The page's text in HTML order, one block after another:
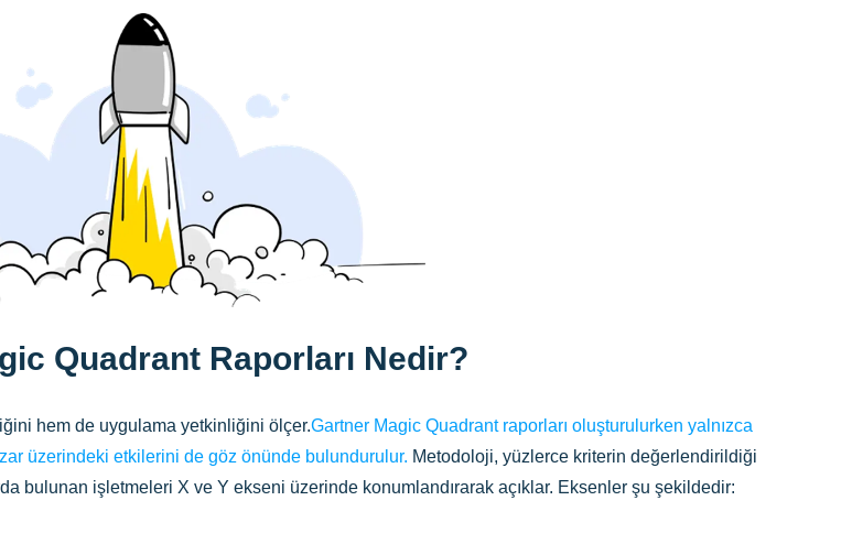
Quadrant Raporları Nedir?
hem de uygulama yetkinliğini ölçer.Gartner Magic Quadrant raporları oluşturulurken yalnızca
üzerindeki etkilerini de göz önünde bulundurulur. Metodoloji, yüzlerce kriterin değerlendirildiği
bulunan işletmeleri X ve Y ekseni üzerinde konumlandırarak açıklar. Eksenler şu şekildedir: